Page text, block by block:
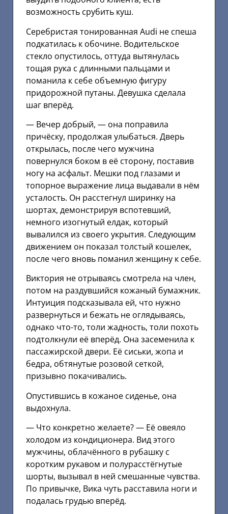
возможность срубить куш.
Серебристая тонированная Audi не спеша
подкатилась к обочине. Водительское
стекло опустилось, оттуда вытянулась
тощая рука с длинными пальцами и
поманила к себе объемную фигуру
придорожной путаны. Девушка сделала
шаг вперёд.
— Вечер добрый, — она поправила
причёску, продолжая улыбаться. Дверь
открылась, после чего мужчина
повернулся боком в её сторону, поставив
ногу на асфальт. Мешки под глазами и
топорное выражение лица выдавали в нём
усталость. Он расстегнул ширинку на
шортах, демонстрируя вспотевший,
немного изогнутый елдак, который
вывалился из своего укрытия. Следующим
движением он показал толстый кошелек,
после чего вновь поманил женщину к себе.
Виктория не отрываясь смотрела на член,
потом на раздувшийся кожаный бумажник.
Интуиция подсказывала ей, что нужно
развернуться и бежать не оглядываясь,
однако что-то, толи жадность, толи похоть
подтолкнули её вперёд. Она засеменила к
пассажирской двери. Её сиськи, жопа и
бедра, обтянутые розовой сеткой,
призывно покачивались.
Опустившись в кожаное сиденье, она
выдохнула.
— Что конкретно желаете? — Её овеяло
холодом из кондиционера. Вид этого
мужчины, облачённого в рубашку с
коротким рукавом и полурасстёгнутые
шорты, вызывал в ней смешанные чувства.
По привычке, Вика чуть расставила ноги и
подалась грудью вперёд.